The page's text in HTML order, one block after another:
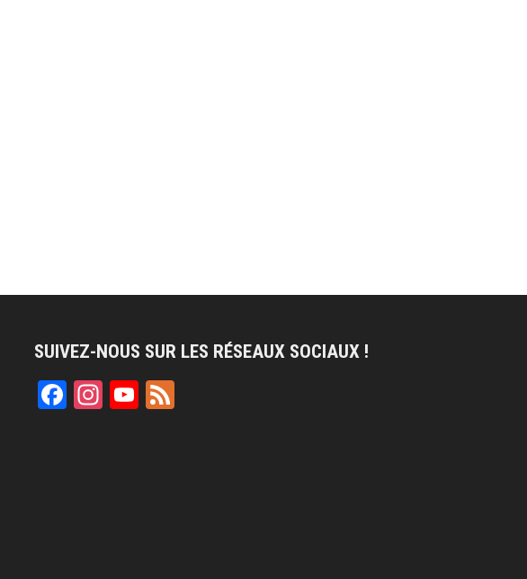
SUIVEZ-NOUS SUR LES RÉSEAUX SOCIAUX !
Facebook
Instagram
YouTube